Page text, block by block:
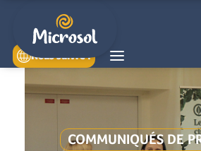
Nous suivre !
COMMUNIQUÉS DE